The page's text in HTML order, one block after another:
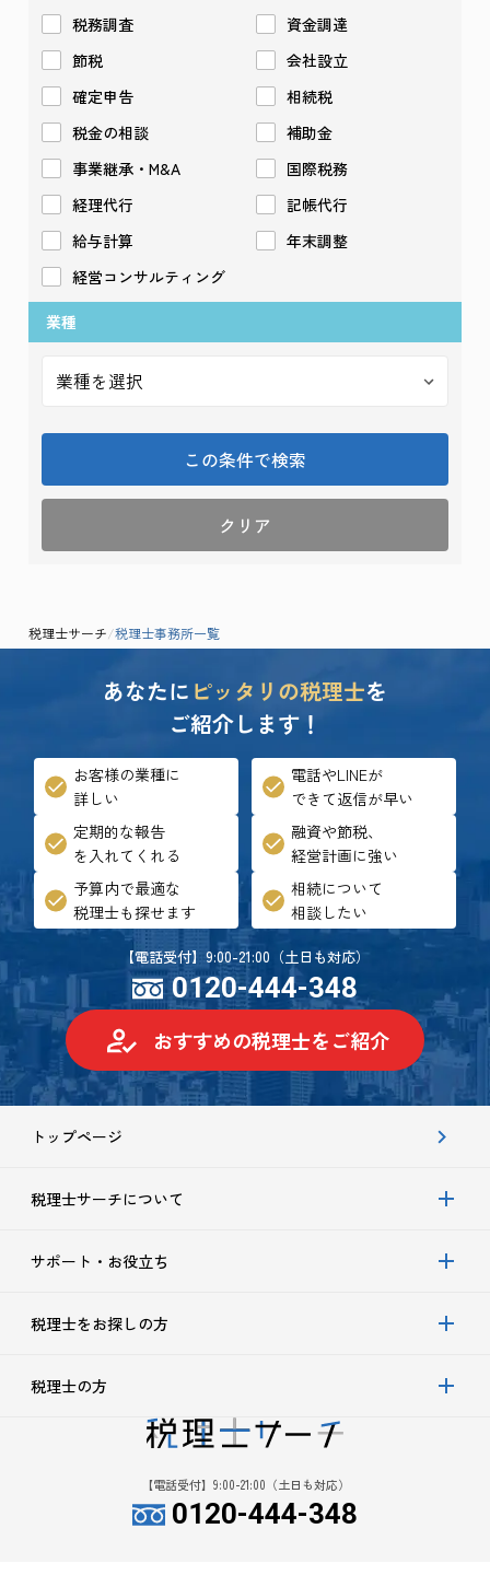
税務調査
資金調達
節税
会社設立
確定申告
相続税
税金の相談
補助金
事業継承・M&A
国際税務
経理代行
記帳代行
給与計算
年末調整
経営コンサルティング
業種
この条件で検索
クリア
税理士サーチ/税理士事務所一覧
あなたに ピッタリの税理士を
ご紹介します！
お客様の業種に
詳しい
電話やLINEが
できて返信が早い
定期的な報告
を入れてくれる
融資や節税、
経営計画に強い
予算内で最適な
税理士も探せます
相続について
相談したい
【電話受付】9:00-21:00（土日も対応）
0120-444-348
おすすめの税理士をご紹介
【電話受付】9:00-21:00（土日も対応）
0120-444-348
トップページ
税理士サーチについて
サポート・お役立ち
税理士をお探しの方
税理士の方